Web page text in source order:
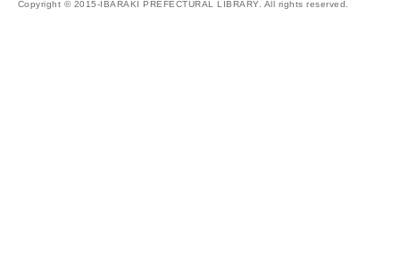
Copyright © 2015-IBARAKI PREFECTURAL LIBRARY. All rights reserved.